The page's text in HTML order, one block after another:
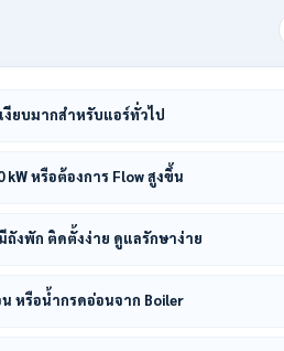
งียบมากสำหรับแอร์ทั่วไป
kW หรือต้องการ Flow สูงขึ้น
งพัก ติดตั้งง่าย ดูแลรักษาง่าย
หรือน้ำกรดอ่อนจาก Boiler